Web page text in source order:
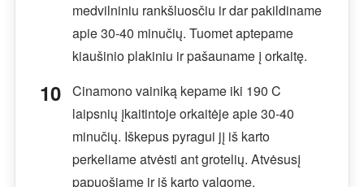
medvilniniu rankšluosčiu ir dar pakildiname
apie 30-40 minučių. Tuomet aptepame
kiaušinio plakiniu ir pašauname į orkaitę.
Cinamono vainiką kepame iki 190 C
laipsnių įkaitintoje orkaitėje apie 30-40
minučių. Iškepus pyragui jį iš karto
perkeliame atvėsti ant grotelių. Atvėsusį
papuošiame ir iš karto valgome.